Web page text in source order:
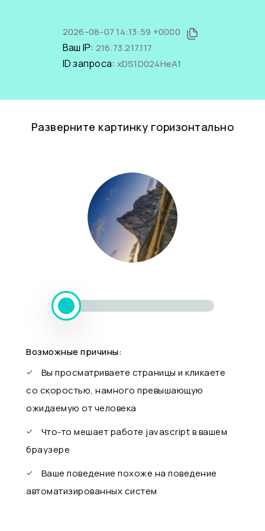
2026-08-07 14:13:59 +0000
Ваш IP: 216.73.217.117
ID запроса: xDS1D024HeA1
Разверните картинку горизонтально
Возможные причины:
Вы просматриваете страницы и кликаете
со скоростью, намного превышающую
ожидаемую от человека
Что-то мешает работе javascript в вашем
браузере
Ваше поведение похоже на поведение
автоматизированных систем